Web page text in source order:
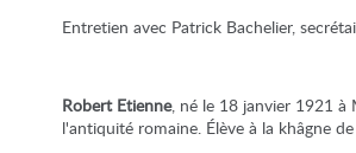
Entretien avec Patrick Bachelier,
Robert Etienne, né le 18 janvier 1921 à
l'antiquité romaine. Élève à la khâgne